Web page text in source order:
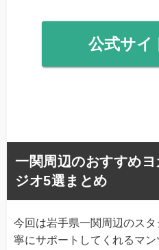
公式サイ
一関周辺のおすすめ
ジオ5選まとめ
今回は岩手県一関周辺のス
寧にサポートしてくれるマ